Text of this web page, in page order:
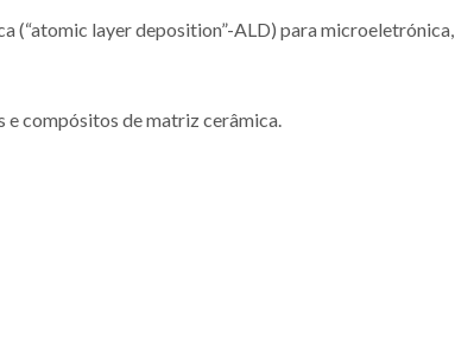
(“atomic layer deposition”-ALD) para microeletrónica,
e compósitos de matriz cerâmica.